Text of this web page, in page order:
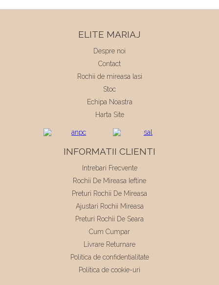
ELITE MARIAJ
Despre noi
Contact
Rochii de mireasa Iasi
Stoc
Echipa Noastra
Harta Site
INFORMATII CLIENTI
Intrebari Frecvente
Rochii De Mireasa Ieftine
Preturi Rochii De Mireasa
Ajustari Rochii Mireasa
Preturi Rochii De Seara
Cum Cumpar
Livrare Returnare
Politica de confidentialitate
Politica de cookie-uri